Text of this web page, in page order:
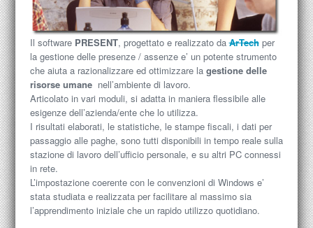
Il software PRESENT, progettato e realizzato daArTechper
la gestione delle presenze / assenze e’ un potente strumento
che aiuta a razionalizzare ed ottimizzare la gestione delle
risorse umanenell’ambiente di lavoro.
Articolato in vari moduli, si adatta in maniera flessibile alle
esigenze dell’azienda/ente che lo utilizza.
I risultati elaborati, le statistiche, le stampe fiscali, i dati per
passaggio alle paghe, sono tutti disponibili in tempo reale sulla
stazione di lavoro dell’ufficio personale, e su altri PC connessi
in rete.
L’impostazione coerente con le convenzioni di Windows e’
stata studiata e realizzata per facilitare al massimo sia
l’apprendimento iniziale che un rapido utilizzo quotidiano.